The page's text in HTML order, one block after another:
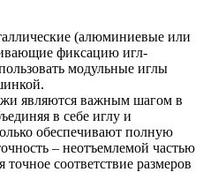
(алюминиевые или
фиксацию игл-
модульные иглы
являются важным шагом в
в себе иглу и
обеспечивают полную
– неотъемлемой частью
точное соответствие размеров